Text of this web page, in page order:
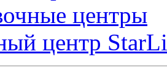
центры
центр